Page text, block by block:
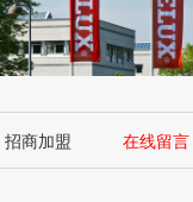
招商加盟 在线留言